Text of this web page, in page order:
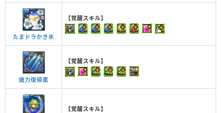
たまドラかき氷
【覚醒スキル】
魔力復帰薬
【覚醒スキル】
【覚醒スキル】